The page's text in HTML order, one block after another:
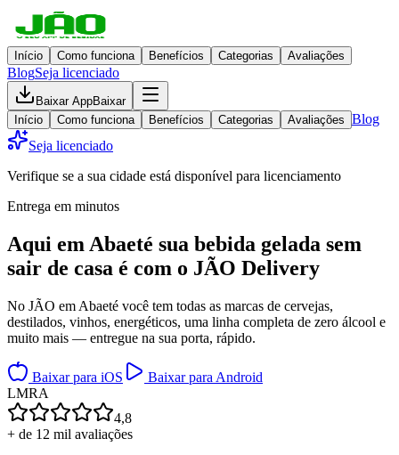
Início Como funciona Benefícios Categorias Avaliações
BlogSeja licenciado
Baixar AppBaixar
Início
Como funciona Benefícios Categorias Avaliações Blog
Seja licenciado
Verifique se a sua cidade está disponível para licenciamento
Entrega em minutos
Aqui em Abaeté sua bebida gelada sem
sair de casa é com o JÃO Delivery
No JÃO em Abaeté você tem todas as marcas de cervejas,
destilados, vinhos, energéticos, uma linha completa de zero álcool e
muito mais — entregue na sua porta, rápido.
Baixar para iOS
Baixar para Android
LMRA
4,8
+ de 12 mil avaliações